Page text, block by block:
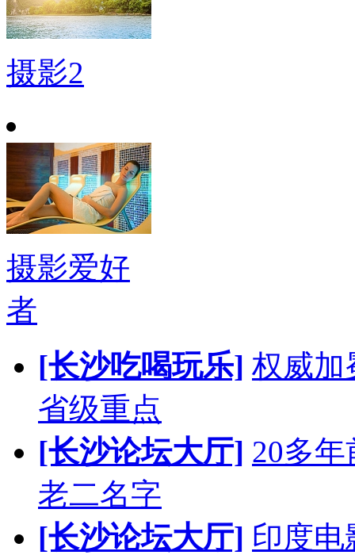
摄影2
摄影爱好
者
[长沙吃喝玩乐] 权威加
省级重点
[长沙论坛大厅] 20多
老二名字
[长沙论坛大厅] 印度电